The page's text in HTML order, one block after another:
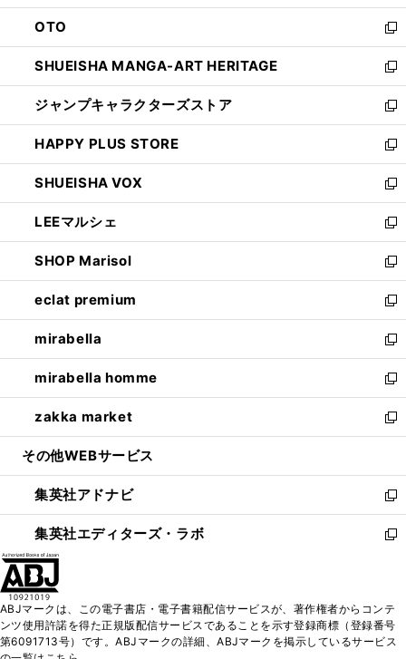
ウ
で
開
く
ン
ド
ウ
で
開
く
OTO
新
し
い
ウ
ィ
ン
ド
ウ
で
開
く
SHUEISHA MANGA-ART HERITAGE
新
し
い
ウ
ィ
ン
ド
ウ
で
開
く
ジャンプキャラクターズストア
新
し
い
ウ
ィ
ン
ド
ウ
で
開
く
HAPPY PLUS STORE
新
し
い
ウ
ィ
ン
ド
ウ
で
開
く
SHUEISHA VOX
新
し
い
ウ
ィ
ン
ド
ウ
で
開
く
LEEマルシェ
新
し
い
ウ
ィ
ン
ド
ウ
で
開
く
SHOP Marisol
新
し
い
ウ
ィ
ン
ド
ウ
で
開
eclat premium
新
し
い
ウ
ィ
ン
ド
ウ
開
く
mirabella
新
し
い
ウ
ィ
ン
ウ
で
開
く
mirabella homme
新
し
い
ウ
ン
ド
ウ
で
zakka market
新
し
ウ
ィ
ン
ド
く
その他WEBサービス
集英社アドナビ
新
し
い
ド
ウ
で
集英社エディターズ・ラボ
新
ィ
ン
ABJマークは、この電子書店・電子書籍配信サービスが、著作権者からコンテ
ンツ使用許諾を得た正規版配信サービスであることを示す登録商標（登録番号
第6091713号）です。ABJマークの詳細、ABJマークを掲示しているサービス